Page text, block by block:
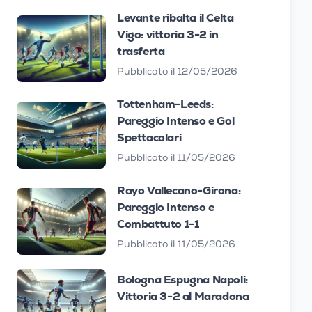
Levante ribalta il Celta
Vigo: vittoria 3-2 in
trasferta
Pubblicato il 12/05/2026
Tottenham-Leeds:
Pareggio Intenso e Gol
Spettacolari
Pubblicato il 11/05/2026
Rayo Vallecano-Girona:
Pareggio Intenso e
Combattuto 1-1
Pubblicato il 11/05/2026
Bologna Espugna Napoli:
Vittoria 3-2 al Maradona